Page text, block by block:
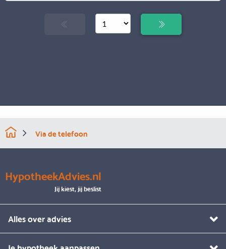
Via de telefoon
HypotheekAdvies.nl
Jij kiest, jij beslist
Alles over advies